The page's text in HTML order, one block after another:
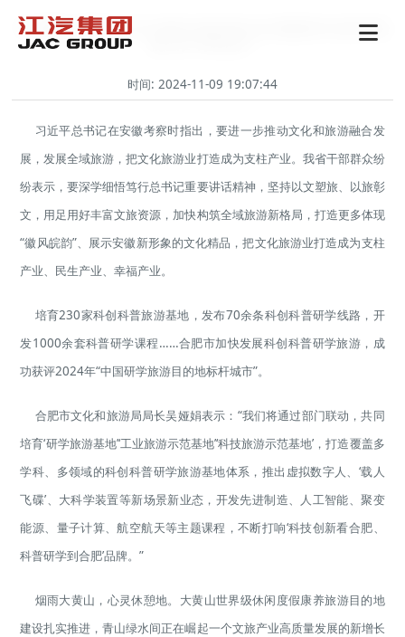
牢记嘱托 感恩奋进 奋力谱写中国式现代化安徽篇章全域发展绘
时间: 2024-11-09 19:07:44
习近平总书记在安徽考察时指出，要进一步推动文化和旅游融合发
展，发展全域旅游，把文化旅游业打造成为支柱产业。我省干部群众纷
纷表示，要深学细悟笃行总书记重要讲话精神，坚持以文塑旅、以旅彰
文，用足用好丰富文旅资源，加快构筑全域旅游新格局，打造更多体现
“徽风皖韵”、展示安徽新形象的文化精品，把文化旅游业打造成为支柱
产业、民生产业、幸福产业。
培育230家科创科普旅游基地，发布70余条科创科普研学线路，开
发1000余套科普研学课程……合肥市加快发展科创科普研学旅游，成
功获评2024年“中国研学旅游目的地标杆城市”。
合肥市文化和旅游局局长吴娅娟表示：“我们将通过部门联动，共同
培育‘研学旅游基地’‘工业旅游示范基地’‘科技旅游示范基地’，打造覆盖多
学科、多领域的科创科普研学旅游基地体系，推出虚拟数字人、‘载人
飞碟’、大科学装置等新场景新业态，开发先进制造、人工智能、聚变
能源、量子计算、航空航天等主题课程，不断打响‘科技创新看合肥、
科普研学到合肥’品牌。”
烟雨大黄山，心灵休憩地。大黄山世界级休闲度假康养旅游目的地
建设扎实推进，青山绿水间正在崛起一个文旅产业高质量发展的新增长